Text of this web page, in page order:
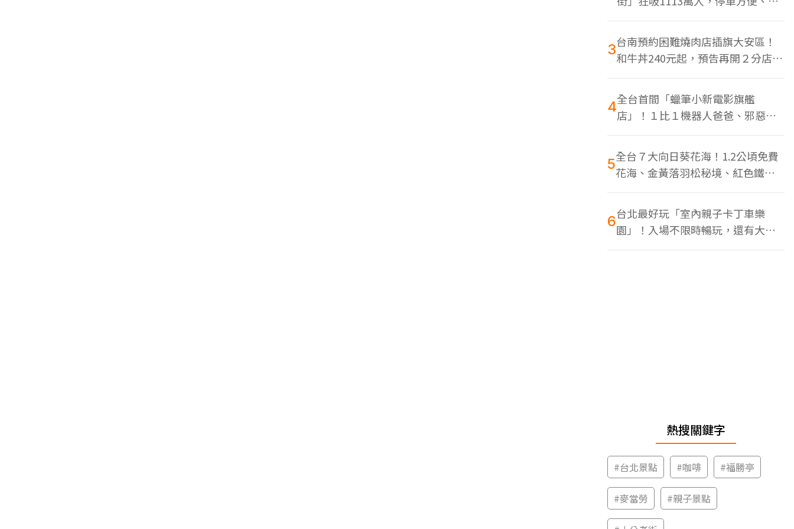
色美食多
3台南預約困難燒肉店插旗大安區！
和牛丼240元起，預告再開２分店、
地點曝光
4全台首間「蠟筆小新電影旗艦
店」！１比１機器人爸爸、邪惡正
男，百款周邊買翻
5全台７大向日葵花海！1.2公頃免費
花海、金黃落羽松秘境、紅色鐵橋
同框
6台北最好玩「室內親子卡丁車樂
園」！入場不限時暢玩，還有大螢
幕Switch遊戲區
熱搜關鍵字
#台北景點 #咖啡 #福勝亭
#麥當勞 #親子景點